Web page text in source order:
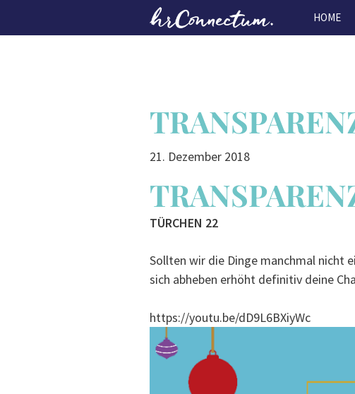
HOME
21. Dezember 2018
TÜRCHEN 22
Sollten wir die Dinge manchmal nicht
sich abheben erhöht definitiv deine
https://youtu.be/dD9L6BXiyWc